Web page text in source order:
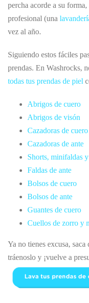
percha acorde a su
profesional (una
vez al año.
Siguiendo estos fáciles
prendas. En Washrocks,
todas tus prendas de piel
Abrigos de cuero
Abrigos de visón
Cazadoras de cuero
Cazadoras de ante
Shorts, minifaldas
Faldas de ante
Bolsos de cuero
Bolsos de ante
Guantes de cuero
Cuellos de zorro y
Ya no tienes excusa,
tráenoslo y ¡vuelve a